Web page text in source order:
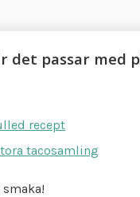
det passar med
recept
tacosamling